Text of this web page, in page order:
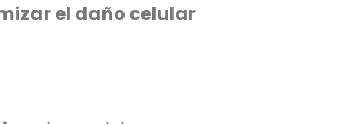
el daño celular